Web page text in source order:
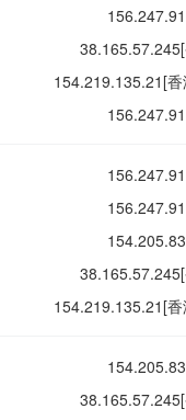
154.219.135.21[
154.219.135.21[